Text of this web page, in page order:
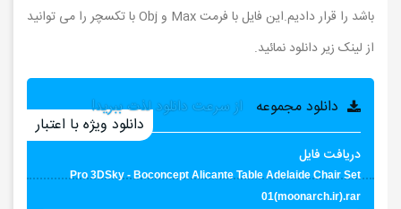
باشد را قرار دادیم.این فایل با فرمت Max و Obj با تکسچر را می توانید
از لینک زیر دانلود نمائید.
دانلود مجموعه از سرعت دانلود لذت ببرید!
دانلود ویژه با اعتبار
دریافت فایل
Pro 3DSky - Boconcept Alicante Table Adelaide Chair Set
01(moonarch.ir).rar